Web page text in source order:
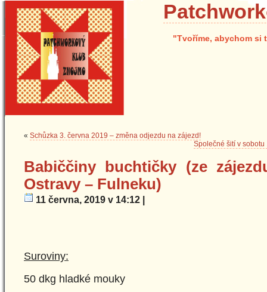
"Tvoříme, abychom si
« Schůzka 3. června 2019 – změna odjezdu na zájezd!
Společné šití v
Babiččiny buchtičky (ze
Ostravy – Fulneku)
11 června, 2019 v 14:12 |
Suroviny:
50 dkg hladké mouky